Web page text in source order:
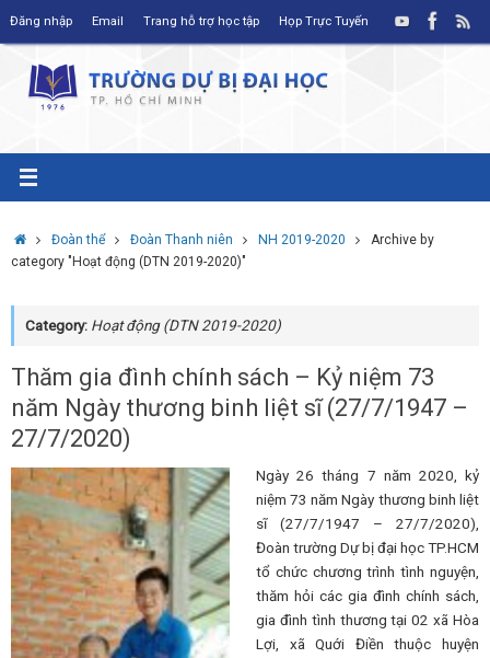
Đăng nhập Email Trang hỗ trợ học tập Họp Trực Tuyến
HomeĐoàn thể Đoàn Thanh niên NH 2019-2020
Archive by
category "Hoạt động (DTN 2019-2020)"
Category: Hoạt động (DTN 2019-2020)
Thăm gia đình chính sách – Kỷ niệm 73
năm Ngày thương binh liệt sĩ (27/7/1947 –
27/7/2020)
Ngày 26 tháng 7 năm 2020, kỷ
niệm 73 năm Ngày thương binh liệt
sĩ (27/7/1947 – 27/7/2020),
Đoàn trường Dự bị đại học TP.HCM
tổ chức chương trình tình nguyện,
thăm hỏi các gia đình chính sách,
gia đình tình thương tại 02 xã Hòa
Lợi, xã Quới Điền thuộc huyện